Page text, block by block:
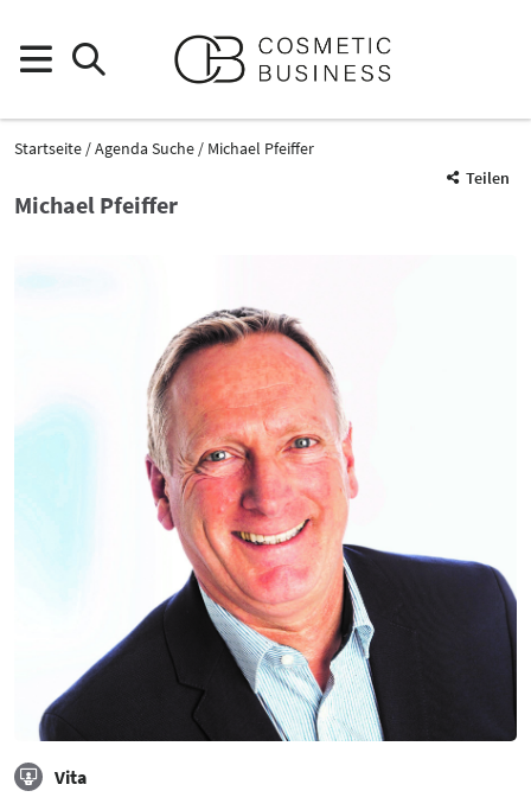
Startseite Agenda Suche
Michael Pfeiffer
Teilen
Michael Pfeiffer
Vita